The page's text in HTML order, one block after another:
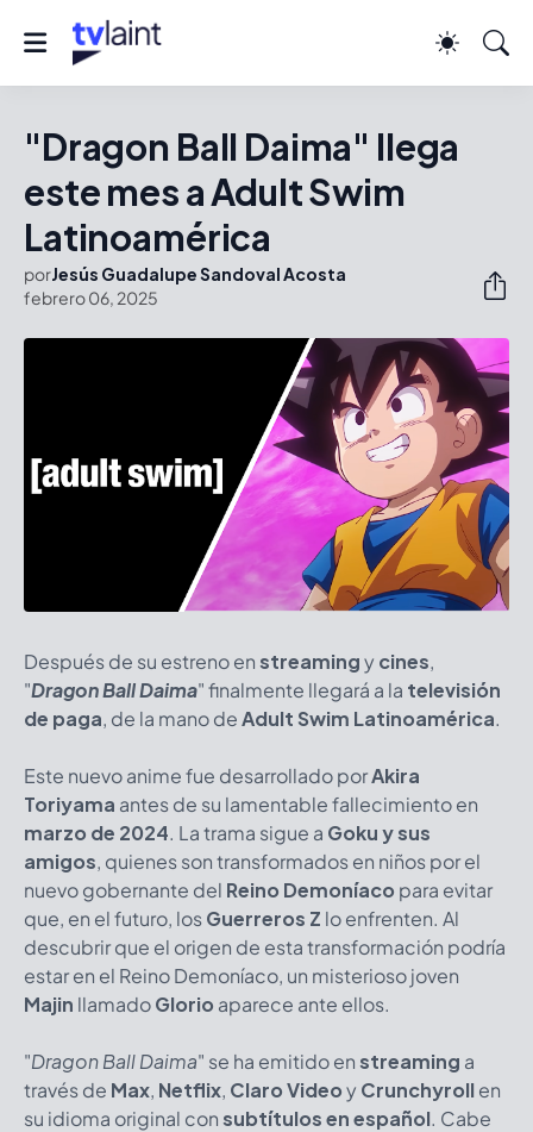
"Dragon Ball Daima" llega
este mes a Adult Swim
Latinoamérica
porJesús Guadalupe Sandoval Acosta
febrero 06, 2025
Después de su estreno enstreamingycines,
"Dragon Ball Daima" finalmente llegará a la televisión
de paga, de la mano deAdult Swim Latinoamérica.
Este nuevo anime fue desarrollado porAkira
Toriyama antes de su lamentable fallecimiento en
marzo de 2024. La trama sigue a Goku y sus
amigos, quienes son transformados en niños por el
nuevo gobernante del Reino Demoníaco para evitar
que, en el futuro, losGuerreros Z lo enfrenten. Al
descubrir que el origen de esta transformación podría
estar en el Reino Demoníaco, un misterioso joven
Majin llamadoGlorio aparece ante ellos.
"Dragon Ball Daima" se ha emitido enstreaming a
través de Max, Netflix, Claro VideoyCrunchyrollen
su idioma original consubtítulos en español. Cabe